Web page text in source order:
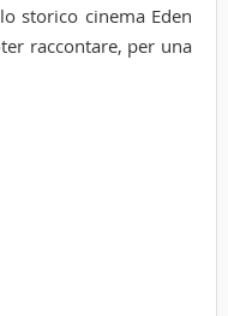
storico cinema Eden
raccontare, per una